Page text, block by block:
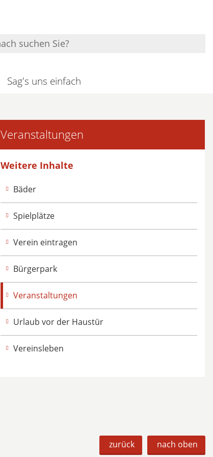
Sag's uns einfach
Veranstaltungen
Weitere Inhalte
Bäder
Spielplätze
Verein eintragen
Bürgerpark
Veranstaltungen
Urlaub vor der Haustür
Vereinsleben
zurück nach oben